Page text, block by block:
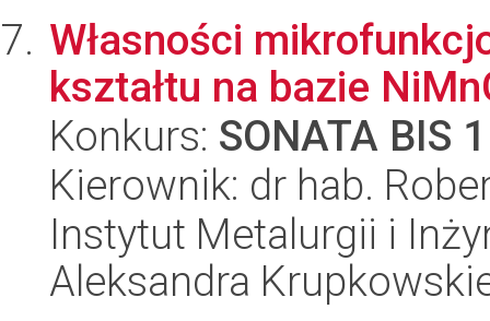
Własności
kształtu na bazie
Konkurs: SONATA BIS
Kierownik: dr hab.
Instytut Metalurgii i
Aleksandra